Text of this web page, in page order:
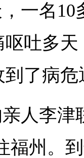
一名
呕吐多
了病
人李津
福州。